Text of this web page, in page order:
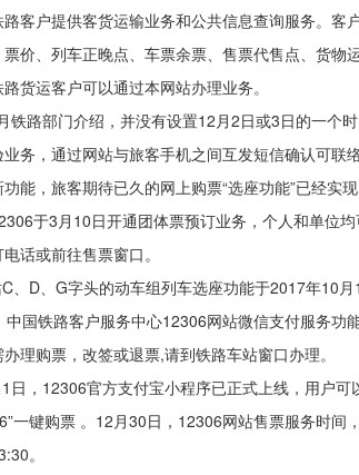
路客户提供客货运输业务和公共信息查询服务。客
价、列车正晚点、车票余票、售票代售点、货物
货运客户可以通过本网站办理业务。
铁路部门介绍，并没有设置12月2日或3日的一个
业务，通过网站与旅客手机之间互发短信确认可联
能，旅客期待已久的网上购票“选座功能”已经实
于3月10日开通团体票预订业务，个人和单位
话或前往售票窗口。
、D、G字头的动车组列车选座功能于2017年10
中国铁路客户服务中心12306网站微信支付服务功
理购票，改签或退票,请到铁路车站窗口办理。
日，12306官方支付宝小程序已正式上线，用户
一键购票 。12月30日，12306网站售票服务时
。